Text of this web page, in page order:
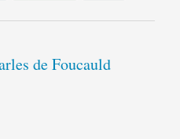
de Foucauld